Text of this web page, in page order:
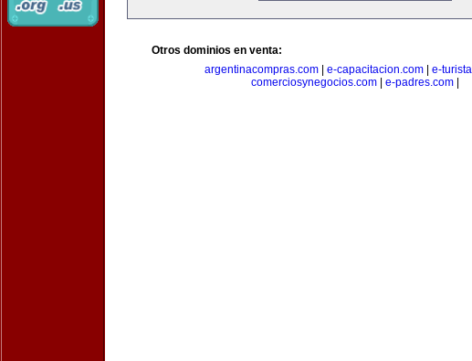
Otros dominios en venta:
argentinacompras.com| e-capacitacion.com| e-
comerciosynegocios.com
e-padres.com